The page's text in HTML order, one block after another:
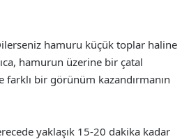
hamuru küçük toplar haline
hamurun üzerine bir çatal
bir görünüm kazandırmanın
yaklaşık 15-20 dakika kadar